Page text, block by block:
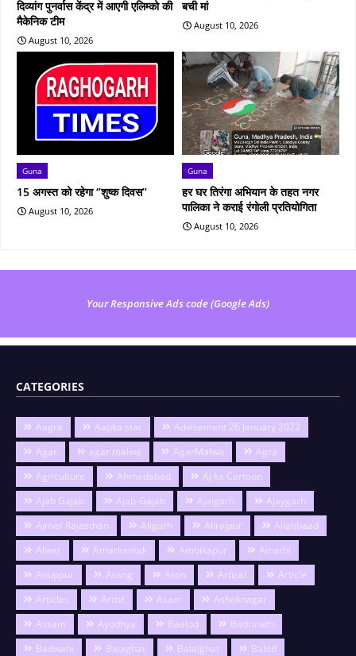
दिव्यांग पुनर्वास केंद्र में आएगी एलिम्को की
मैकेनिक टीम
August 10, 2026
बची मां
August 10, 2026
Guna
15 अगस्त को रहेगा ‘’शुष्‍क दिवस’’
August 10, 2026
Guna
हर घर तिरंगा अभियान के तहत नगर
पालिका ने कराई रंगोली प्रतियोगिता
August 10, 2026
Your Responsive Ads code (Google Ads)
CATEGORIES
Aagra Aapka star
Advisement 26 January 2022
Agar
agar malwa AgarMalwa
Agra
Agriculture
Ahmedabad
Aj ka Cartoon
Ajab Gajab
Ajab-Gajab Ajaigarh
Ajaygarh
Ajmer Rajasthan
Aligarh Alirajpur
Allahbaad
Alwar
Amarkantak Ambikapur
Amethi
Anuppur
Arang Aron Artical
Article
Articles
Artist Asam
Ashoknagar
Assam
Ayodhya Baalod
Badrinath
Badwani
Balaghat Balalghat
Balod